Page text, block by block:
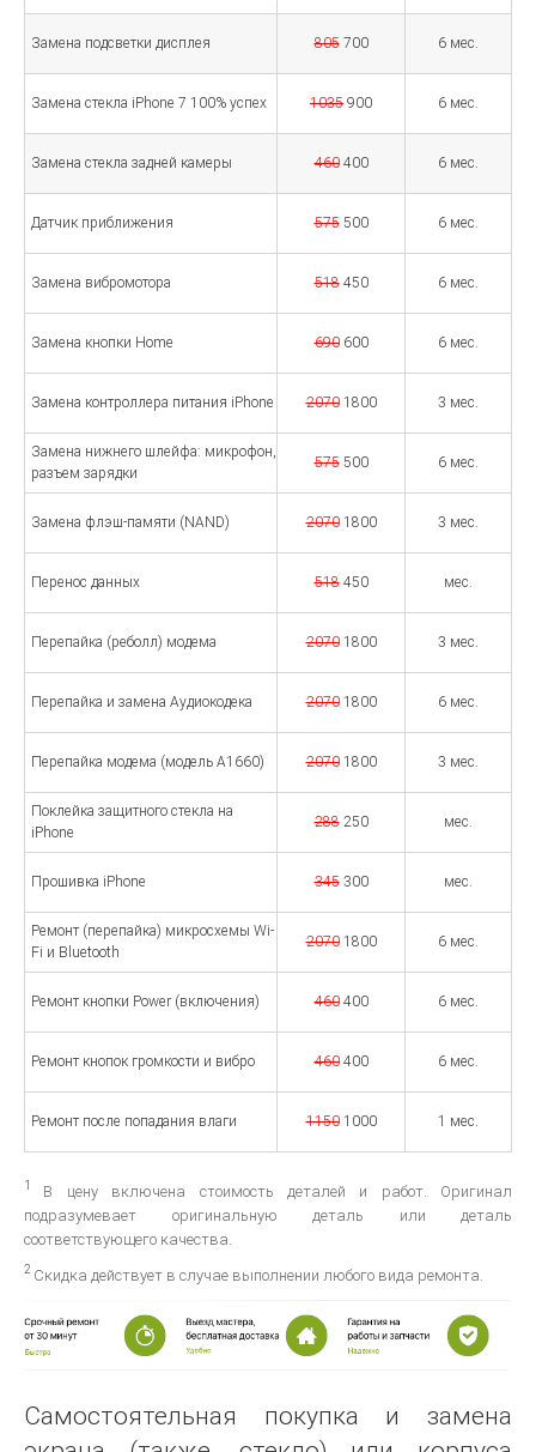
Замена подсветки дисплея 805700 6 мес.
Замена стекла iPhone 7 100% успех 1035 900 6 мес.
Замена стекла задней камеры 460400 6 мес.
Датчик приближения 575500 6 мес.
Замена вибромотора 518450 6 мес.
Замена кнопки Home 690600 6 мес.
Замена контроллера питания iPhone 20701800 3 мес.
Замена нижнего шлейфа: микрофон,
разъем зарядки
575500 6 мес.
Замена флэш-памяти (NAND) 20701800 3 мес.
Перенос данных 518450 мес.
Перепайка (реболл) модема 20701800 3 мес.
Перепайка и замена Аудиокодека 20701800 6 мес.
Перепайка модема (модель A1660) 20701800 3 мес.
Поклейка защитного стекла на
iPhone
288250 мес.
Прошивка iPhone 345300 мес.
Ремонт (перепайка) микросхемы Wi-
Fi и Bluetooth
20701800 6 мес.
Ремонт кнопки Power (включения) 460400 6 мес.
Ремонт кнопок громкости и вибро 460400 6 мес.
Ремонт после попадания влаги 11501000 1 мес.
1 В цену включена стоимость деталей и работ. Оригинал
подразумевает оригинальную деталь или деталь
соответствующего качества.
2 Скидка действует в случае выполнении любого вида ремонта.
Самостоятельная покупка и замена